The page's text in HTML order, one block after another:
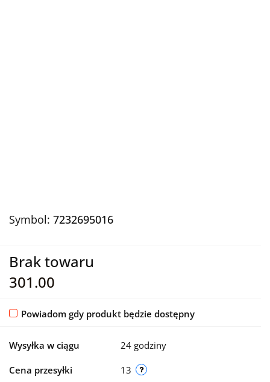
Symbol: 7232695016
Brak towaru
301.00
Powiadom gdy produkt będzie dostępny
Wysyłka w ciągu 24 godziny
Cena przesyłki 13